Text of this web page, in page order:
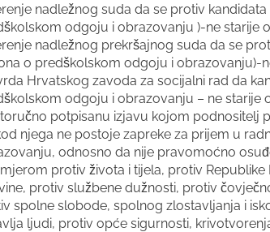
nadležnog suda da se protiv kandidata
odgoju i obrazovanju )-ne starije
nadležnog prekršajnog suda da se
o predškolskom odgoju i obrazovanju)-
Hrvatskog zavoda za socijalni rad da
odgoju i obrazovanju – ne starije
potpisanu izjavu kojom podnositelj
njega ne postoje zapreke za prijem u
odnosno da nije pravomoćno
protiv života i tijela, protiv
protiv službene dužnosti, protiv
spolne slobode, spolnog zlostavljanja i
ljudi, protiv opće sigurnosti,